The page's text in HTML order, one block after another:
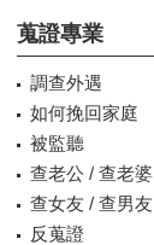
蒐證專業
調查外遇
如何挽回家庭
被監聽
查老公 / 查老婆
查女友 / 查男友
反蒐證